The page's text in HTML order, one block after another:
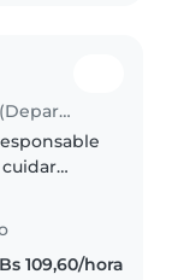
Niñera en La Guardia (Departamento de Santa Cruz)
pequeños
Bs 109,60/hora